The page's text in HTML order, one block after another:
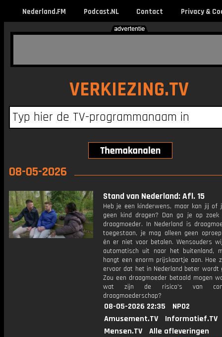
Nederland.FM Podcast.NL Contact Privacy &
VERKIEZING.TV
08-05-2026
Stand van Nederland: Afl. 15
Heb je een kinderwens, maar kan jij of
geen kind dragen? Dan ga je op zoek
draagmoeder. In Nederland is
toegestaan, je mag alleen geen
én er niet voor betalen. Wensouders
automatisch uit naar het buitenland,
hangt een enorm prijskaartje aan. Hoe
ervoor dat het in Nederland beter wordt
Zou een draagmoeder betaald mogen
wat zijn de risico's van
draagmoederschap?
08-05-2026 22:35
NPO2
Amusement.TV
Informatief.TV
Mensen.TV
Alle afleveringen